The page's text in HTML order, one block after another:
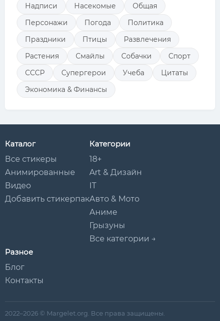
Надписи
Насекомые
Общая
Персонажи
Погода
Политика
Праздники
Птицы
Развлечения
Растения
Смайлы Собачки
Спорт
СССР
Супергерои Учеба
Цитаты
Экономика & Финансы
Каталог
Все стикеры
Анимированные
Видео
Добавить стикерпак
Категории
18+
Art & Дизайн
IT
Авто & Мото
Аниме
Грызуны
Все категории →
Разное
Блог
Контакты
2022–2026 © Margelet.org. Все права защищены.